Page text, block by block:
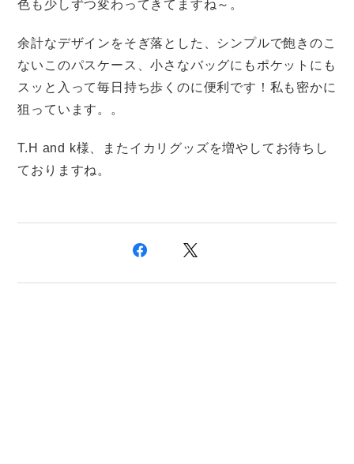
色も少しずつ変わってきてますね～。
余計なデザインをそぎ落とした、シンプルで飽きのこ
ないこのパスケース、小さなバッグにもポケットにも
スッと入って毎日持ち歩くのに便利です！私も密かに
狙っています。。
T.H and k様、またイカリグッズを増やしてお待ちし
ておりますね。